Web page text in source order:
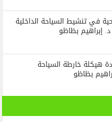
في تنشيط السياحة الداخلية
إبراهيم بظاظو
هيكلة خارطة السياحة
بظاظو